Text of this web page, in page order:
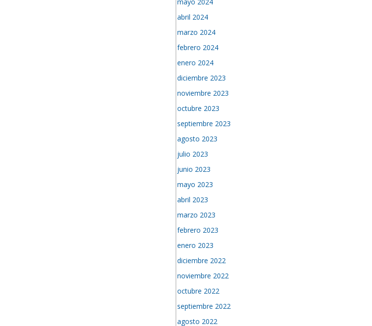
abril 2024
marzo 2024
febrero 2024
enero 2024
diciembre 2023
noviembre 2023
octubre 2023
septiembre 2023
agosto 2023
julio 2023
junio 2023
mayo 2023
abril 2023
marzo 2023
febrero 2023
enero 2023
diciembre 2022
noviembre 2022
octubre 2022
septiembre 2022
agosto 2022